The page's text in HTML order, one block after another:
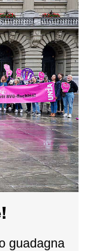
guadagna